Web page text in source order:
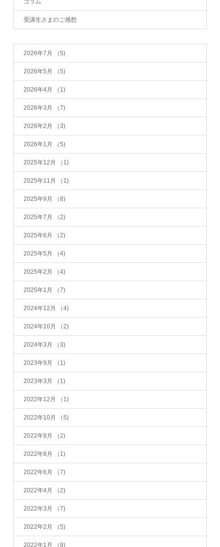
受講生さまのご感想
2026年7月 （5)
2026年5月 （5)
2026年4月 （1)
2026年3月 （7)
2026年2月 （3)
2026年1月 （5)
2025年12月 （1)
2025年11月 （1)
2025年9月 （8)
2025年7月 （2)
2025年6月 （2)
2025年5月 （4)
2025年2月 （4)
2025年1月 （7)
2024年12月 （4)
2024年10月 （2)
2024年3月 （3)
2023年9月 （1)
2023年3月 （1)
2022年12月 （1)
2022年10月 （5)
2022年9月 （2)
2022年8月 （1)
2022年6月 （7)
2022年4月 （2)
2022年3月 （7)
2022年2月 （5)
2022年1月 （9)